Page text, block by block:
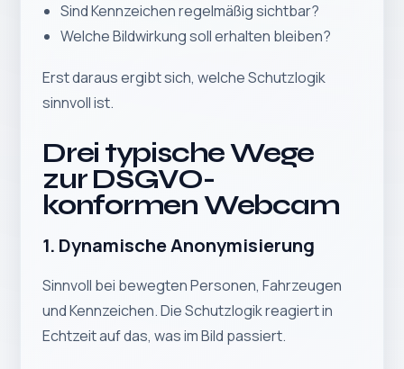
Sind Kennzeichen regelmäßig sichtbar?
Welche Bildwirkung soll erhalten bleiben?
Erst daraus ergibt sich, welche Schutzlogik
sinnvoll ist.
Drei typische Wege
zur DSGVO-
konformen Webcam
1. Dynamische Anonymisierung
Sinnvoll bei bewegten Personen, Fahrzeugen
und Kennzeichen. Die Schutzlogik reagiert in
Echtzeit auf das, was im Bild passiert.